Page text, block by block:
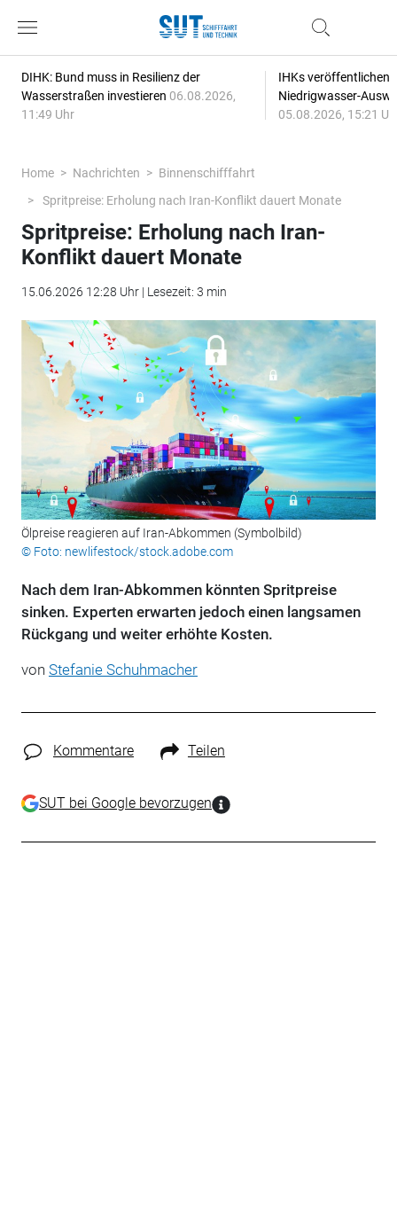
DIHK: Bund muss in Resilienz der
Wasserstraßen investieren 06.08.2026,
11:49 Uhr
IHKs veröffentlichen
Niedrigwasser-
05.08.2026, 15:21
Home Nachrichten
Binnenschifffahrt
Spritpreise: Erholung nach Iran-Konflikt dauert Monate
Spritpreise: Erholung nach Iran-
Konflikt dauert Monate
15.06.2026 12:28 Uhr | Lesezeit: 3 min
Ölpreise reagieren auf Iran-Abkommen (Symbolbild)
© Foto: newlifestock/stock.adobe.com
Nach dem Iran-Abkommen könnten Spritpreise
sinken. Experten erwarten jedoch einen langsamen
Rückgang und weiter erhöhte Kosten.
von Stefanie Schuhmacher
Kommentare Teilen
SUT bei Google bevorzugen